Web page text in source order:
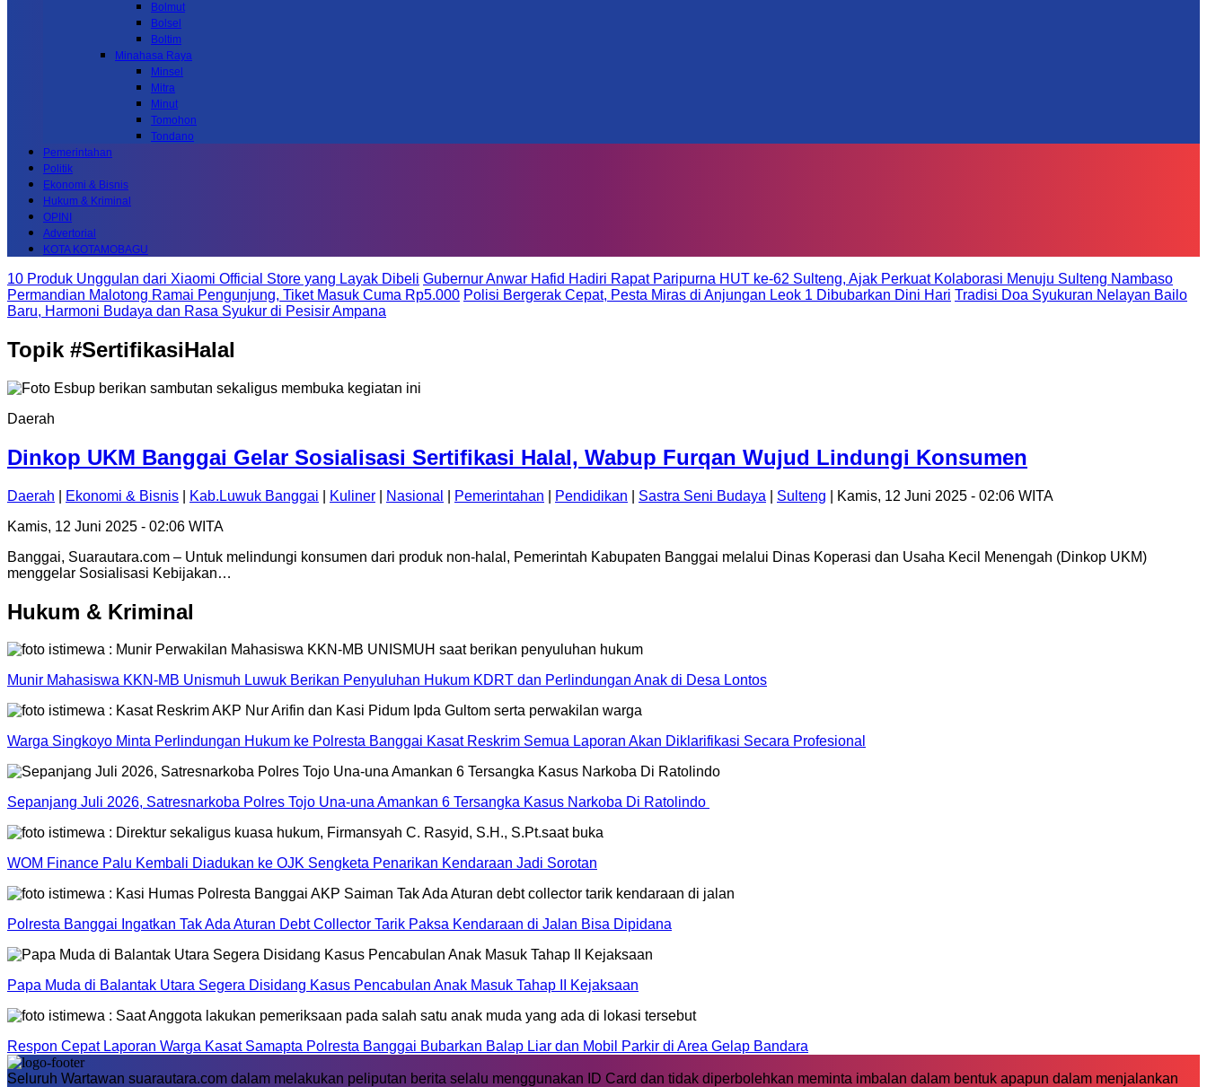
Bolmut
Bolsel
Boltim
Minahasa Raya
Minsel
Mitra
Minut
Tomohon
Tondano
Pemerintahan
Politik
Ekonomi & Bisnis
Hukum & Kriminal
OPINI
Advertorial
KOTA KOTAMOBAGU
10 Produk Unggulan dari Xiaomi Official Store yang Layak Dibeli Gubernur Anwar Hafid Hadiri Rapat Paripurna HUT ke-62 Sulteng, Ajak Perkuat Kolaborasi Menuju Sulteng Nambaso
Permandian Malotong Ramai Pengunjung, Tiket Masuk Cuma Rp5.000 Polisi Bergerak Cepat, Pesta Miras di Anjungan Leok 1 Dibubarkan Dini Hari Tradisi Doa Syukuran Nelayan Bailo
Baru, Harmoni Budaya dan Rasa Syukur di Pesisir Ampana
Topik #SertifikasiHalal
Daerah
Dinkop UKM Banggai Gelar Sosialisasi Sertifikasi Halal, Wabup Furqan Wujud Lindungi Konsumen
Daerah Ekonomi & Bisnis Kab.Luwuk Banggai Kuliner Nasional Pemerintahan Pendidikan Sastra Seni Budaya Sulteng | Kamis, 12 Juni 2025 - 02:06 WITA
Kamis, 12 Juni 2025 - 02:06 WITA
Banggai, Suarautara.com – Untuk melindungi konsumen dari produk non-halal, Pemerintah Kabupaten Banggai melalui Dinas Koperasi dan Usaha Kecil Menengah (Dinkop UKM)
menggelar Sosialisasi Kebijakan…
Hukum & Kriminal
Munir Mahasiswa KKN-MB Unismuh Luwuk Berikan Penyuluhan Hukum KDRT dan Perlindungan Anak di Desa Lontos
Warga Singkoyo Minta Perlindungan Hukum ke Polresta Banggai Kasat Reskrim Semua Laporan Akan Diklarifikasi Secara Profesional
Sepanjang Juli 2026, Satresnarkoba Polres Tojo Una-una Amankan 6 Tersangka Kasus Narkoba Di Ratolindo
WOM Finance Palu Kembali Diadukan ke OJK Sengketa Penarikan Kendaraan Jadi Sorotan
Polresta Banggai Ingatkan Tak Ada Aturan Debt Collector Tarik Paksa Kendaraan di Jalan Bisa Dipidana
Papa Muda di Balantak Utara Segera Disidang Kasus Pencabulan Anak Masuk Tahap II Kejaksaan
Respon Cepat Laporan Warga Kasat Samapta Polresta Banggai Bubarkan Balap Liar dan Mobil Parkir di Area Gelap Bandara
Seluruh Wartawan suarautara.com dalam melakukan peliputan berita selalu menggunakan ID Card dan tidak diperbolehkan meminta imbalan dalam bentuk apapun dalam menjalankan